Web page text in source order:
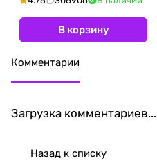
В корзину
Комментарии
Загрузка комментариев...
Назад к списку